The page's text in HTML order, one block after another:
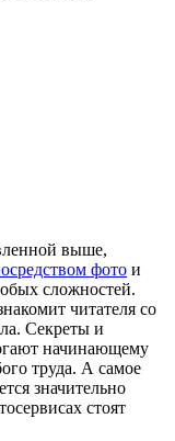
выше,
фото и
сложностей.
читателя со
Секреты и
начинающему
труда. А самое
значительно
стоят